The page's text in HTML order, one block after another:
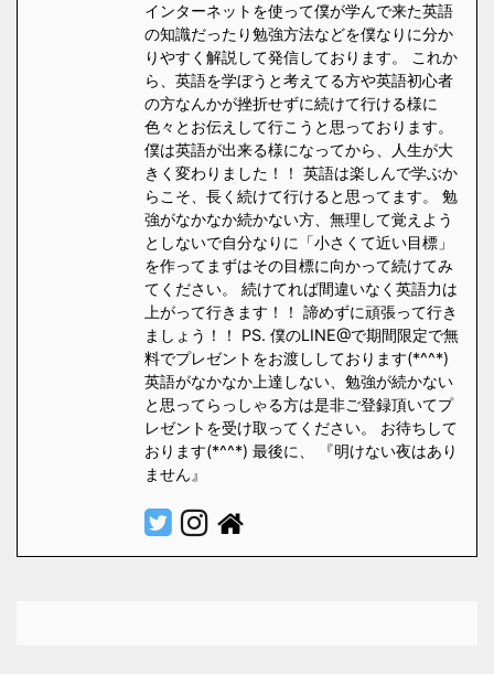
インターネットを使って僕が学んで来た英語
の知識だったり勉強方法などを僕なりに分か
りやすく解説して発信しております。 これか
ら、英語を学ぼうと考えてる方や英語初心者
の方なんかが挫折せずに続けて行ける様に
色々とお伝えして行こうと思っております。
僕は英語が出来る様になってから、人生が大
きく変わりました！！ 英語は楽しんで学ぶか
らこそ、長く続けて行けると思ってます。 勉
強がなかなか続かない方、無理して覚えよう
としないで自分なりに「小さくて近い目標」
を作ってまずはその目標に向かって続けてみ
てください。 続けてれば間違いなく英語力は
上がって行きます！！ 諦めずに頑張って行き
ましょう！！ PS. 僕のLINE@で期間限定で無
料でプレゼントをお渡ししております(*^^*)
英語がなかなか上達しない、勉強が続かない
と思ってらっしゃる方は是非ご登録頂いてプ
レゼントを受け取ってください。 お待ちして
おります(*^^*) 最後に、 『明けない夜はあり
ません』